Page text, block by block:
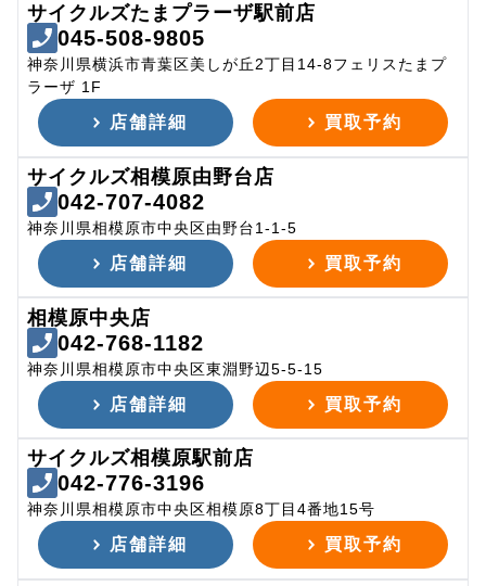
サイクルズたまプラーザ駅前店
045-508-9805
神奈川県横浜市青葉区美しが丘2丁目14-8フェリスたまプ
ラーザ 1F
店舗詳細 買取予約
サイクルズ相模原由野台店
042-707-4082
神奈川県相模原市中央区由野台1-1-5
店舗詳細 買取予約
相模原中央店
042-768-1182
神奈川県相模原市中央区東淵野辺5-5-15
店舗詳細 買取予約
サイクルズ相模原駅前店
042-776-3196
神奈川県相模原市中央区相模原8丁目4番地15号
店舗詳細 買取予約